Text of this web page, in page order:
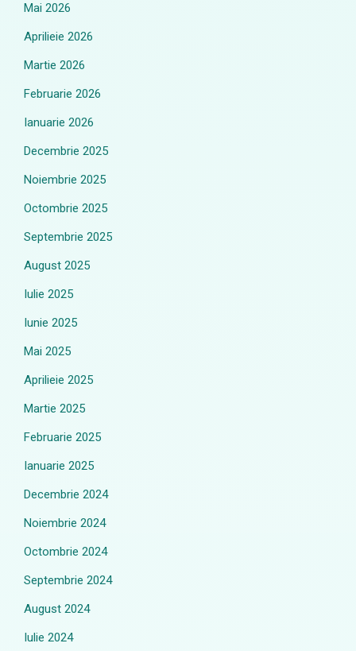
Mai 2026
Aprilieie 2026
Martie 2026
Februarie 2026
Ianuarie 2026
Decembrie 2025
Noiembrie 2025
Octombrie 2025
Septembrie 2025
August 2025
Iulie 2025
Iunie 2025
Mai 2025
Aprilieie 2025
Martie 2025
Februarie 2025
Ianuarie 2025
Decembrie 2024
Noiembrie 2024
Octombrie 2024
Septembrie 2024
August 2024
Iulie 2024